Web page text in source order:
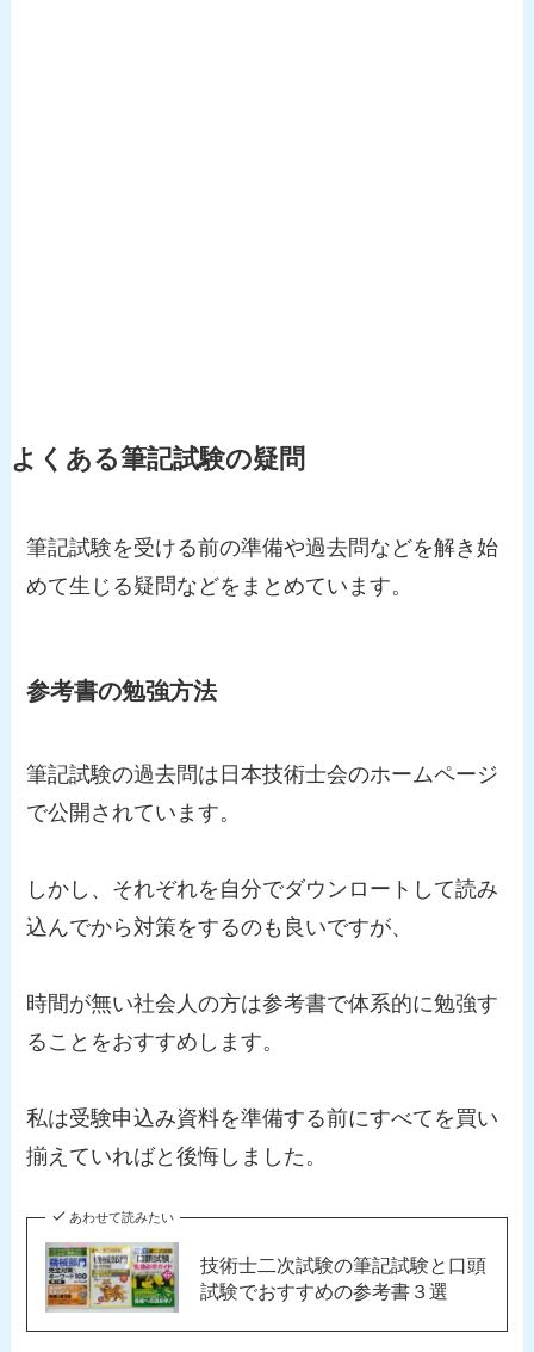
よくある筆記試験の疑問
筆記試験を受ける前の準備や過去問などを解き始
めて生じる疑問などをまとめています。
参考書の勉強方法
筆記試験の過去問は日本技術士会のホームページ
で公開されています。
しかし、それぞれを自分でダウンロートして読み
込んでから対策をするのも良いですが、
時間が無い社会人の方は参考書で体系的に勉強す
ることをおすすめします。
私は受験申込み資料を準備する前にすべてを買い
揃えていればと後悔しました。
あわせて読みたい
技術士二次試験の筆記試験と口頭
試験でおすすめの参考書３選